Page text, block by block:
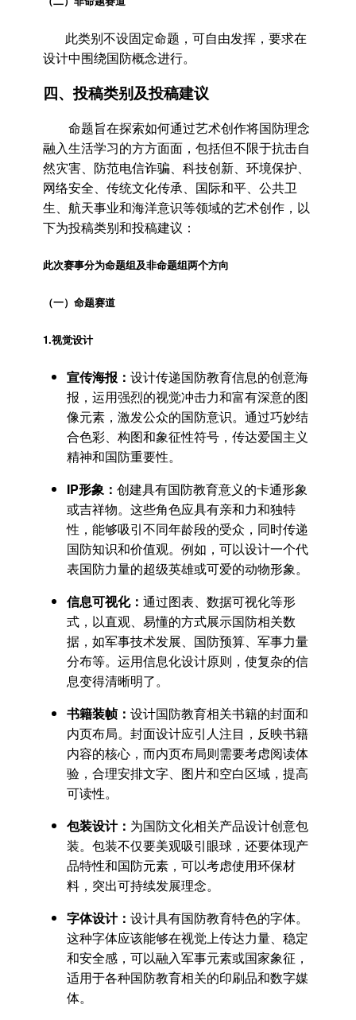
此类别不设固定命题，可自由发挥，要求在
设计中围绕国防概念进行。
四、投稿类别及投稿建议
命题旨在探索如何通过艺术创作将国防理念
融入生活学习的方方面面，包括但不限于抗击自
然灾害、防范电信诈骗、科技创新、环境保护、
网络安全、传统文化传承、国际和平、公共卫
生、航天事业和海洋意识等领域的艺术创作，以
下为投稿类别和投稿建议：
此次赛事分为命题组及非命题组两个方向
（一）命题赛道
1.视觉设计
宣传海报： 设计传递国防教育信息的创意海
报，运用强烈的视觉冲击力和富有深意的图
像元素，激发公众的国防意识。通过巧妙结
合色彩、构图和象征性符号，传达爱国主义
精神和国防重要性。
IP形象： 创建具有国防教育意义的卡通形象
或吉祥物。这些角色应具有亲和力和独特
性，能够吸引不同年龄段的受众，同时传递
国防知识和价值观。例如，可以设计一个代
表国防力量的超级英雄或可爱的动物形象。
信息可视化： 通过图表、数据可视化等形
式，以直观、易懂的方式展示国防相关数
据，如军事技术发展、国防预算、军事力量
分布等。运用信息化设计原则，使复杂的信
息变得清晰明了。
书籍装帧： 设计国防教育相关书籍的封面和
内页布局。封面设计应引人注目，反映书籍
内容的核心，而内页布局则需要考虑阅读体
验，合理安排文字、图片和空白区域，提高
可读性。
包装设计： 为国防文化相关产品设计创意包
装。包装不仅要美观吸引眼球，还要体现产
品特性和国防元素，可以考虑使用环保材
料，突出可持续发展理念。
字体设计： 设计具有国防教育特色的字体。
这种字体应该能够在视觉上传达力量、稳定
和安全感，可以融入军事元素或国家象征，
适用于各种国防教育相关的印刷品和数字媒
体。